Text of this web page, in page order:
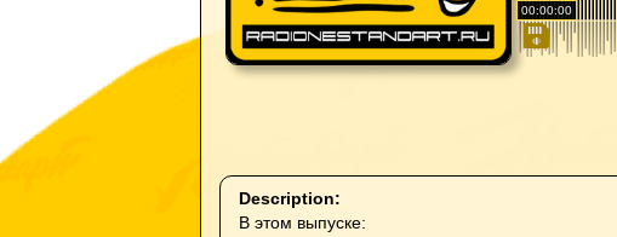
00:00:00
Description:
В этом выпуске: